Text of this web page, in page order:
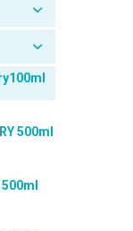
500ml